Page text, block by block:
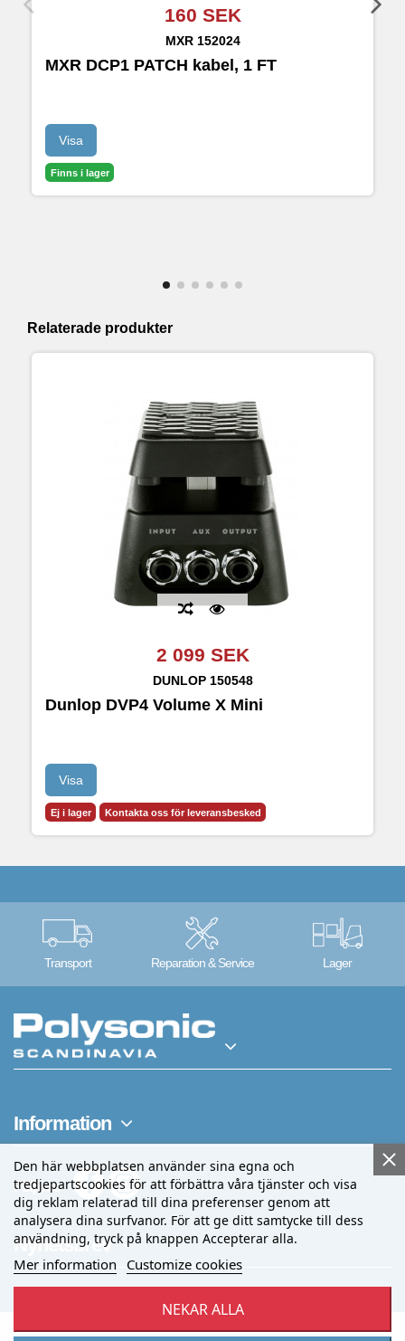
160 SEK
MXR 152024
MXR DCP1 PATCH kabel, 1 FT
Visa
Finns i lager
Relaterade produkter
2 099 SEK
DUNLOP 150548
Dunlop DVP4 Volume X Mini
Visa
Ej i lager Kontakta oss för leveransbesked
Transport Reparation & Service Lager
Information
Den här webbplatsen använder sina egna och
tredjepartscookies för att förbättra våra tjänster och visa
dig reklam relaterad till dina preferenser genom att
analysera dina surfvanor. För att ge ditt samtycke till dess
användning, tryck på knappen Accepterar alla.
Mer information Customize cookies
NEKAR ALLA
Följ oss
Nyhetsbrev